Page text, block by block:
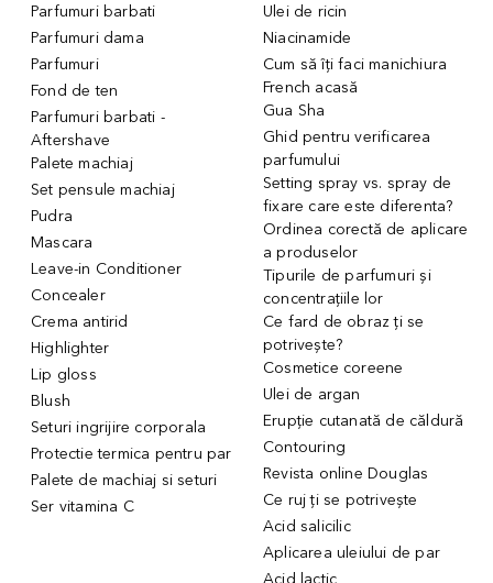
Parfumuri barbati
Parfumuri dama
Parfumuri
Fond de ten
Parfumuri barbati -
Aftershave
Palete machiaj
Set pensule machiaj
Pudra
Mascara
Leave-in Conditioner
Concealer
Crema antirid
Highlighter
Lip gloss
Blush
Seturi ingrijire corporala
Protectie termica pentru par
Palete de machiaj si seturi
Ser vitamina C
Ulei de ricin
Niacinamide
Cum să îți faci manichiura
French acasă
Gua Sha
Ghid pentru verificarea
parfumului
Setting spray vs. spray de
fixare care este diferenta?
Ordinea corectă de aplicare
a produselor
Tipurile de parfumuri și
concentrațiile lor
Ce fard de obraz ți se
potrivește?
Cosmetice coreene
Ulei de argan
Erupție cutanată de căldură
Contouring
Revista online Douglas
Ce ruj ți se potrivește
Acid salicilic
Aplicarea uleiului de par
Acid lactic